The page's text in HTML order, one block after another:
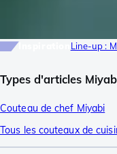
Line-up :
Types d'articles
Couteau de chef Miyabi
Tous les couteaux de